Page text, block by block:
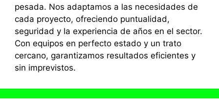
pesada. Nos adaptamos a las necesidades de
cada proyecto, ofreciendo puntualidad,
seguridad y la experiencia de años en el sector.
Con equipos en perfecto estado y un trato
cercano, garantizamos resultados eficientes y
sin imprevistos.